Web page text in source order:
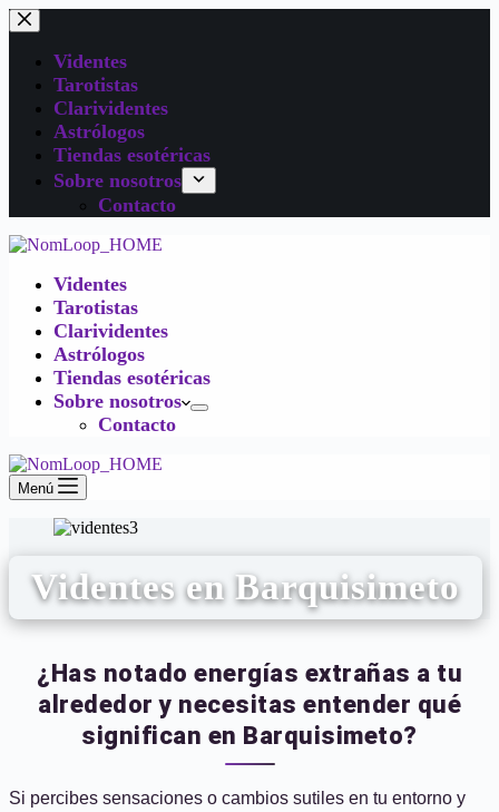
Videntes
Tarotistas
Clarividentes
Astrólogos
Tiendas esotéricas
Sobre nosotros
Contacto
Videntes
Tarotistas
Clarividentes
Astrólogos
Tiendas esotéricas
Sobre nosotros
Contacto
Menú
Videntes en Barquisimeto
¿Has notado energías extrañas a tu
alrededor y necesitas entender qué
significan en Barquisimeto?
Si percibes sensaciones o cambios sutiles en tu entorno y